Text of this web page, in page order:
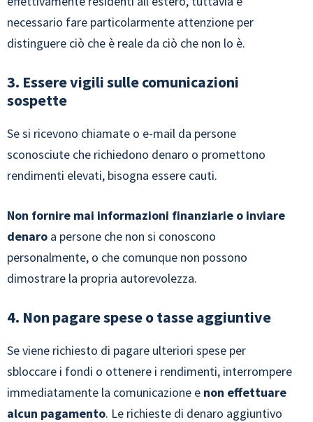
necessario fare particolarmente attenzione per
distinguere ciò che è reale da ciò che non lo è.
3. Essere vigili sulle comunicazioni
sospette
Se si ricevono chiamate o e-mail da persone
sconosciute che richiedono denaro o promettono
rendimenti elevati, bisogna essere cauti.
Non fornire mai informazioni finanziarie o inviare
denaro a persone che non si conoscono
personalmente, o che comunque non possono
dimostrare la propria autorevolezza.
4. Non pagare spese o tasse aggiuntive
Se viene richiesto di pagare ulteriori spese per
sbloccare i fondi o ottenere i rendimenti, interrompere
immediatamente la comunicazione e non effettuare
alcun pagamento. Le richieste di denaro aggiuntivo